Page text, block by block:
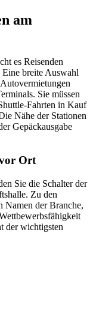
am
es Reisenden
breite Auswahl
Sie müssen
Fahrten in Kauf
Nähe der Stationen
Gepäckausgabe
Ort
Sie die Schalter der
Zu den
Namen der Branche,
der wichtigsten